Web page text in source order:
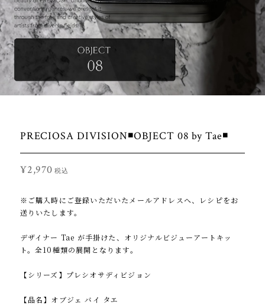
PRECIOSA DIVISION◾OBJECT 08 by Tae◾️
¥2,970 税込
※ご購入時にご登録いただいたメールアドレスへ、レシピをお
送りいたします。
デザイナー Tae が手掛けた、オリジナルビジューアートキッ
ト。全10種類の展開となります。
【シリーズ】プレシオサディビジョン
【品名】オブジェ バイ タエ